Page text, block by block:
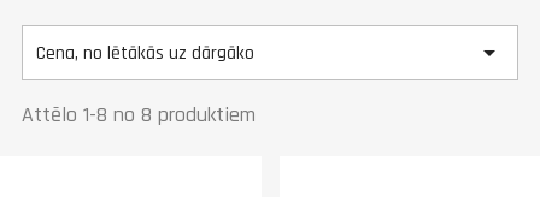
Cena, no lētākās uz dārgāko 
Attēlo 1-8 no 8 produktiem